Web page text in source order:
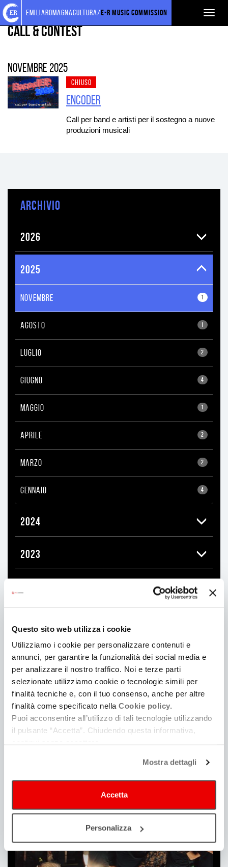
Questo sito web utilizza i cookie
Utilizziamo i cookie per personalizzare contenuti e
annunci, per garantire la funzionalità dei social media e
per analizzare il nostro traffico. Noi e terze parti
selezionate utilizziamo cookie o tecnologie simili per
finalità tecniche e, con il tuo consenso, anche per altre
finalità come specificato nella Cookie policy.
Puoi acconsentire all’utilizzo di tali tecnologie utilizzando
il pulsante “Accetta”. Chiudendo questa informativa,
Mostra dettagli
Accetta
Personalizza
Torna
alla
home
page
Cerca
nel
sito
Salta
ai
contenuti
Salta
al
menu
principale
emiliaromagnacultura/E-R Music Commission
PROGETTI SOSTENUTI
Call & Contest
novembre 2025
CHIUSO
ENCODER
Call per band e artisti per il sostegno a nuove
produzioni musicali
ARCHIVIO
2026
2025
1
NOVEMBRE
1
AGOSTO
2
LUGLIO
4
GIUGNO
1
MAGGIO
2
APRILE
2
MARZO
4
GENNAIO
2024
2023
2020
2019
interessare